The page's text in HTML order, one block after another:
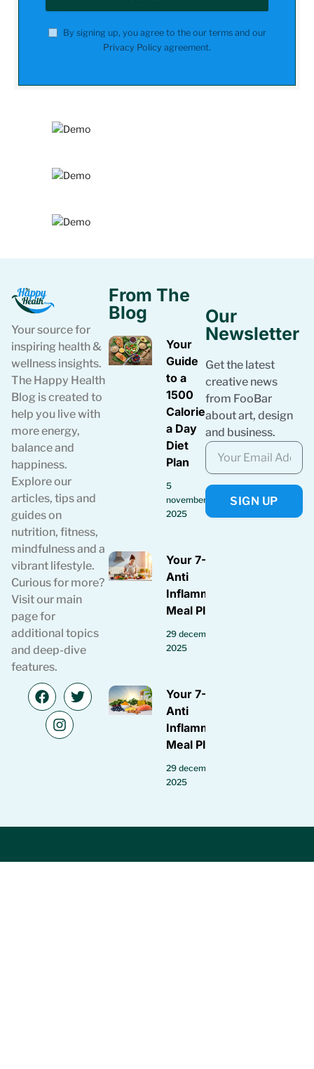
By signing up, you agree to the our terms and our
Privacy Policy agreement.
Your source for
inspiring health &
wellness insights.
The Happy Health
Blog is created to
help you live with
more energy,
balance and
happiness.
Explore our
articles, tips and
guides on
nutrition, fitness,
mindfulness and a
vibrant lifestyle.
Curious for more?
Visit our main
page for
additional topics
and deep-dive
features.
From The
Blog
Your
Guide
to a
1500
Calories
a Day
Diet
Plan
5
november
2025
Your 7-Day
Anti
Inflammatory
Meal Plan
29 december
2025
Your 7-Day
Anti
Inflammatory
Meal Plan
29 december
2025
Our
Newsletter
Get the latest
creative news
from FooBar
about art, design
and business.
SIGN UP